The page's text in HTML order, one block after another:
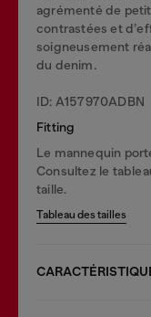
agrémenté de
contrastées et
soigneusement
du denim.
ID: A157970ADBN
Fitting
Le mannequin
Consultez le
taille.
Tableau des tailles